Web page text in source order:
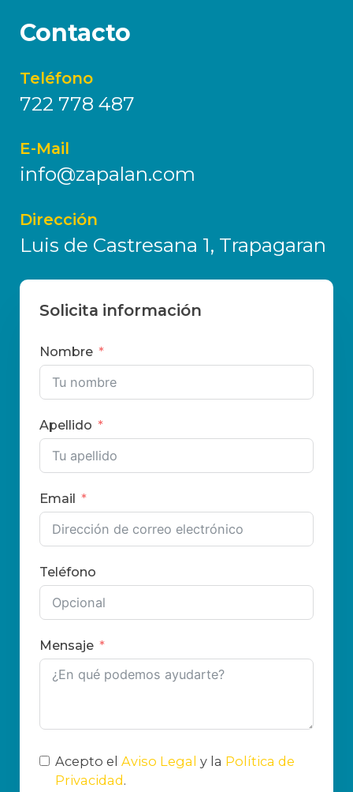
Contacto
Teléfono
722 778 487
E-Mail
info@zapalan.com
Dirección
Luis de Castresana 1, Trapagaran
Solicita información
Nombre
Apellido
Email
Teléfono
Mensaje
Acepto el Aviso Legal y la Política de
Privacidad.